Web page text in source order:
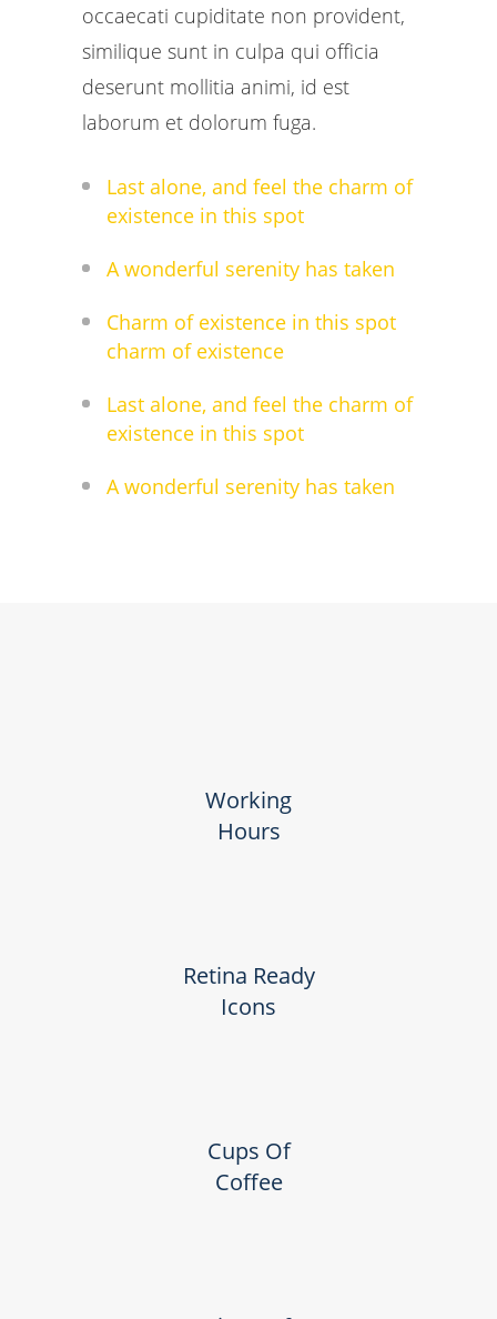
occaecati cupiditate non provident,
similique sunt in culpa qui officia
deserunt mollitia animi, id est
laborum et dolorum fuga.
Last alone, and feel the charm of
existence in this spot
A wonderful serenity has taken
Charm of existence in this spot
charm of existence
Last alone, and feel the charm of
existence in this spot
A wonderful serenity has taken
Working
Hours
Retina Ready
Icons
Cups Of
Coffee